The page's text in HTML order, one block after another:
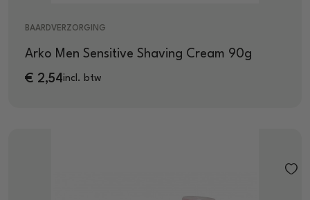
BAARDVERZORGING
Arko Men Sensitive Shaving Cream 90g
€ 2,54incl. btw